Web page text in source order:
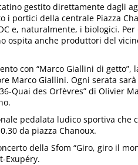
gestito direttamente dagli
i portici della centrale Piazza
e, naturalmente, i biologici.
ospita anche produttori del
con “Marco Giallini di getto”,
Marco Giallini. Ogni serata
Quai des Orfèvres” di Olivier
pedalata ludico sportiva che
da piazza Chanoux.
della Sfom “Giro, giro il
Exupéry.